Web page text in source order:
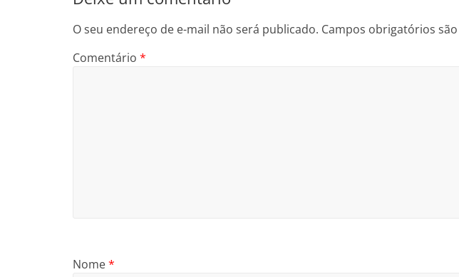
O seu endereço de e-mail não será publicado. Campos obrigatórios
Comentário *
Nome*